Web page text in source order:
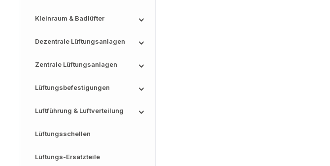
Kleinraum & Badlüfter
Dezentrale Lüftungsanlagen
Zentrale Lüftungsanlagen
Lüftungsbefestigungen
Luftführung & Luftverteilung
Lüftungsschellen
Lüftungs-Ersatzteile